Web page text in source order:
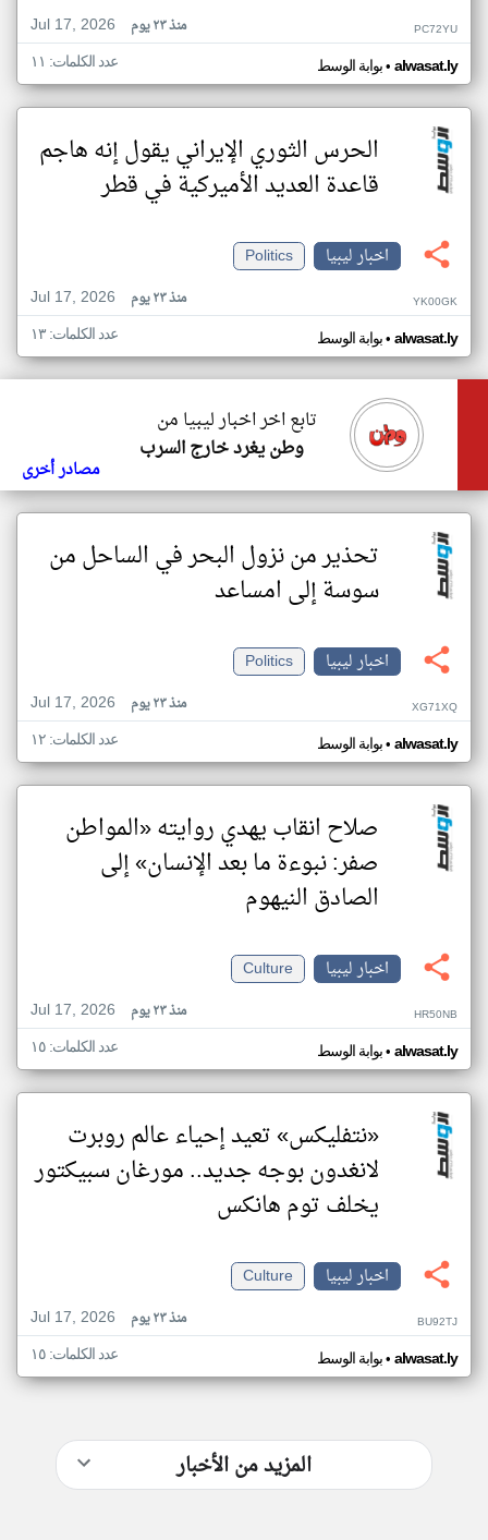
Jul 17, 2026
منذ ٢٣ يوم PC72YU
بوابة الوسط• alwasat.ly عدد الكلمات: ١١
الحرس الثوري الإيراني يقول إنه هاجم
قاعدة العديد الأميركية في قطر
اخبار ليبيا
Politics
Jul 17, 2026
منذ ٢٣ يوم YK00GK
بوابة الوسط• alwasat.ly عدد الكلمات: ١٣
تابع اخر اخبار ليبيا من
وطن يغرد خارج السرب
مصادر أخرى
تحذير من نزول البحر في الساحل من
سوسة إلى امساعد
اخبار ليبيا
Politics
Jul 17, 2026
منذ ٢٣ يوم XG71XQ
بوابة الوسط• alwasat.ly عدد الكلمات: ١٢
صلاح انقاب يهدي روايته «المواطن
صفر: نبوءة ما بعد الإنسان» إلى
الصادق النيهوم
اخبار ليبيا
Culture
Jul 17, 2026
منذ ٢٣ يوم HR50NB
بوابة الوسط• alwasat.ly عدد الكلمات: ١٥
«نتفليكس» تعيد إحياء عالم روبرت
لانغدون بوجه جديد.. مورغان سبيكتور
يخلف توم هانكس
اخبار ليبيا
Culture
Jul 17, 2026
منذ ٢٣ يوم BU92TJ
بوابة الوسط• alwasat.ly عدد الكلمات: ١٥
المزيد من الأخبار